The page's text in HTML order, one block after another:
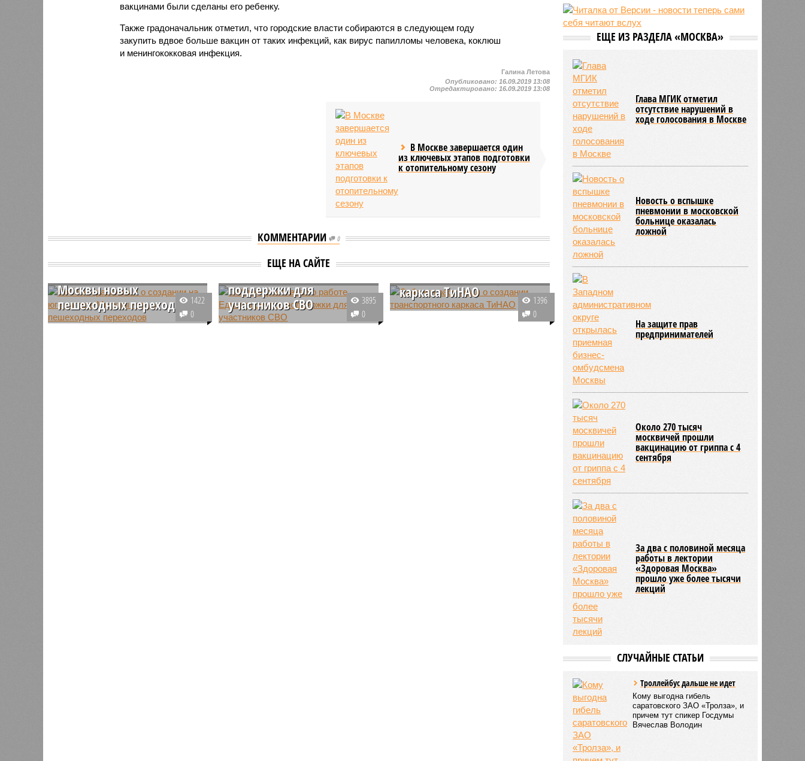
вакцинами были сделаны его ребенку.
Также градоначальник отметил, что городские власти собираются в следующем году
закупить вдвое больше вакцин от таких инфекций, как вирус папилломы человека, коклюш
и менингококковая инфекция.
Галина Летова
Опубликовано: 16.09.2019 13:08
Отредактировано: 16.09.2019 13:08
В Москве завершается один
из ключевых этапов подготовки
к отопительному сезону
КОММЕНТАРИИ 0
ЕЩЕ НА САЙТЕ
Собянин рассказал о
Москвы новых
пешеходных переходов
В Юго-Западном
1422
0
Собянин рассказал о
работе Единого центра
поддержки для
участников СВО
Зампредседателя правительства
3895
0
Собянин рассказал о
каркаса ТиНАО
Мэр Москвы Сергей Собянин
1396
0
увеличение пенсий детям,
потерявшим родителей
07/08
Финляндия захотела использовать
ЕЩЕ ИЗ РАЗДЕЛА «МОСКВА»
Глава МГИК отметил
отсутствие нарушений в
ходе голосования в Москве
Новость о вспышке
пневмонии в московской
больнице оказалась
ложной
На защите прав
предпринимателей
Около 270 тысяч
москвичей прошли
вакцинацию от гриппа с 4
сентября
За два с половиной месяца
работы в лектории
«Здоровая Москва»
прошло уже более тысячи
лекций
СЛУЧАЙНЫЕ СТАТЬИ
Троллейбус дальше не идет
Кому выгодна гибель
саратовского ЗАО «Тролза», и
причем тут спикер Госдумы
Вячеслав Володин